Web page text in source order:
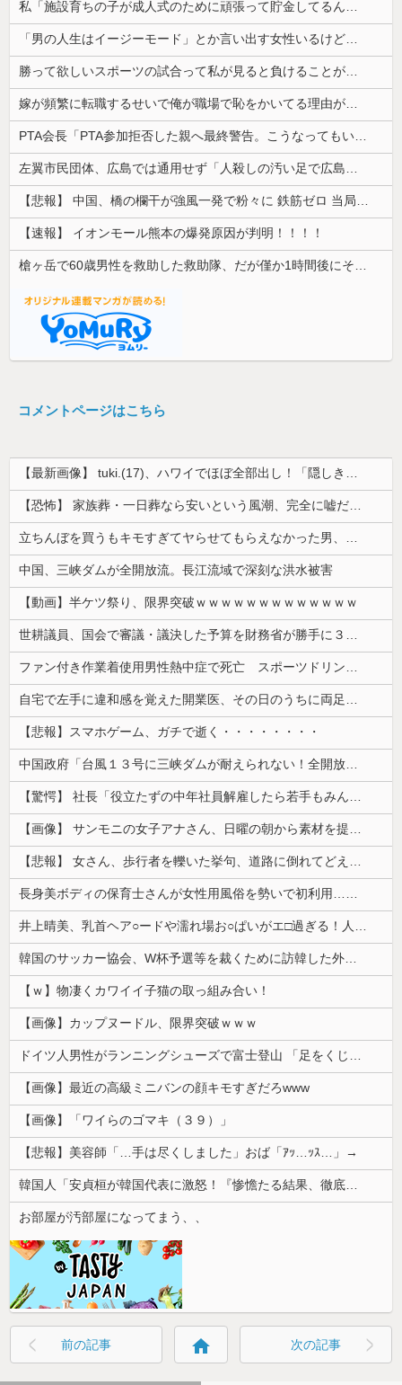
【速報】 イオンモール熊本の爆発原因が判明！！！！
コメントページはこちら
【最新画像】 tuki.(17)、ハワイでほぼ全部出し！「隠しきれない美貌」とSNSざわつく
【恐怖】 家族葬・一日葬なら安いという風潮、完全に嘘だった・・・・
立ちんぼを買うもキモすぎてヤらせてもらえなかった男、代わりの足コキでまさかの大量身寸米青ｗｗｗ
中国、三峡ダムが全開放流。長江流域で深刻な洪水被害
【動画】半ケツ祭り、限界突破ｗｗｗｗｗｗｗｗｗｗｗｗｗ
世耕議員、国会で審議・議決した予算を財務省が勝手に３兆円動かしていると指摘・問題視
ファン付き作業着使用男性熱中症で死亡 スポーツドリンクやゼリー飲料持参も
自宅で左手に違和感を覚えた開業医、その日のうちに両足が動かなくなり入院すると……
【悲報】スマホゲーム、ガチで逝く・・・・・・・・
中国政府「台風１３号に三峡ダムが耐えられない！全開放流しろ！」⇒ 下流域の街が壊滅状態ｗｗｗｗｗ
【驚愕】 社長「役立たずの中年社員解雇したら若手もみんな辞めてしまった…」
【画像】 サンモニの女子アナさん、日曜の朝から素材を提供してしまう
【悲報】 女さん、歩行者を轢いた挙句、道路に倒れてどえらいことになってしまうw w w w w w w
長身美ボディの保育士さんが女性用風俗を勢いで初利用…子供に絶対見せられないメスの顔でイキまくり。
井上晴美、乳首ヘア○ードや濡れ場お○ぱいがエ□過ぎる！人生最後のラスト写真集、最高！！
韓国のサッカー協会、W杯予選等を裁くために訪韓した外国人審判を「性接待」していた……大して強くもないチームが潤沢な予算を持ってりゃそうなるわな
【ｗ】物凄くカワイイ子猫の取っ組み合い！
【画像】カップヌードル、限界突破ｗｗｗ
ドイツ人男性がランニングシューズで富士登山 「足をくじいて動けない」
【画像】最近の高級ミニバンの顔キモすぎだろwww
【画像】「ワイらのゴマキ（３９）」
【悲報】美容師「…手は尽くしました」おば「ｱｯ…ｯｽ…」→
韓国人「安貞桓が韓国代表に激怒！『惨憺たる結果、徹底的な刷新が必要だ』と監督や協会を痛烈批判」
お部屋が汚部屋になってまう、、
前の記事 home 次の記事